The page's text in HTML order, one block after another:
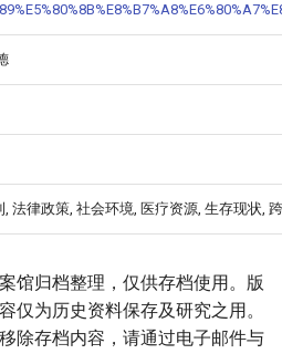
, 法律政策, 社会环境, 医疗资源, 生存现状,
馆归档整理，仅供存档使用。版
仅为历史资料保存及研究之用。
除存档内容，请通过电子邮件与